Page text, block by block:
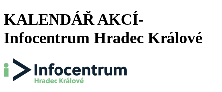
KALENDÁŘ AKCÍ-
Infocentrum Hradec Králové